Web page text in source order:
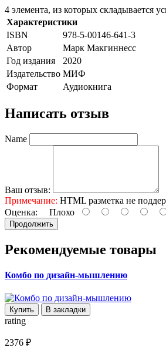
4 элемента, из которых складывается
Характеристики
ISBN
978-5-00146-641-3
Автор
Марк Макгиннесс
Год издания
2020
Издательство МИФ
Формат
Аудиокнига
Написать отзыв
Name
Ваш отзыв:
Примечание: HTML разметка не
Оценка: Плохо
Продолжить
Рекомендуемые товары
Комбо по дизайн-мышлению
Купить В закладки
rating
2376 ₽